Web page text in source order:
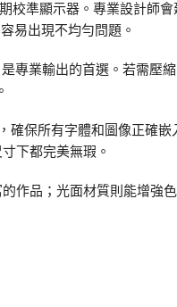
校準顯示器。專業設計師
易出現不均勻問題。
專業輸出的首選。若需壓
確保所有字體和圖像正確
下都完美無瑕。
作品；光面材質則能增強